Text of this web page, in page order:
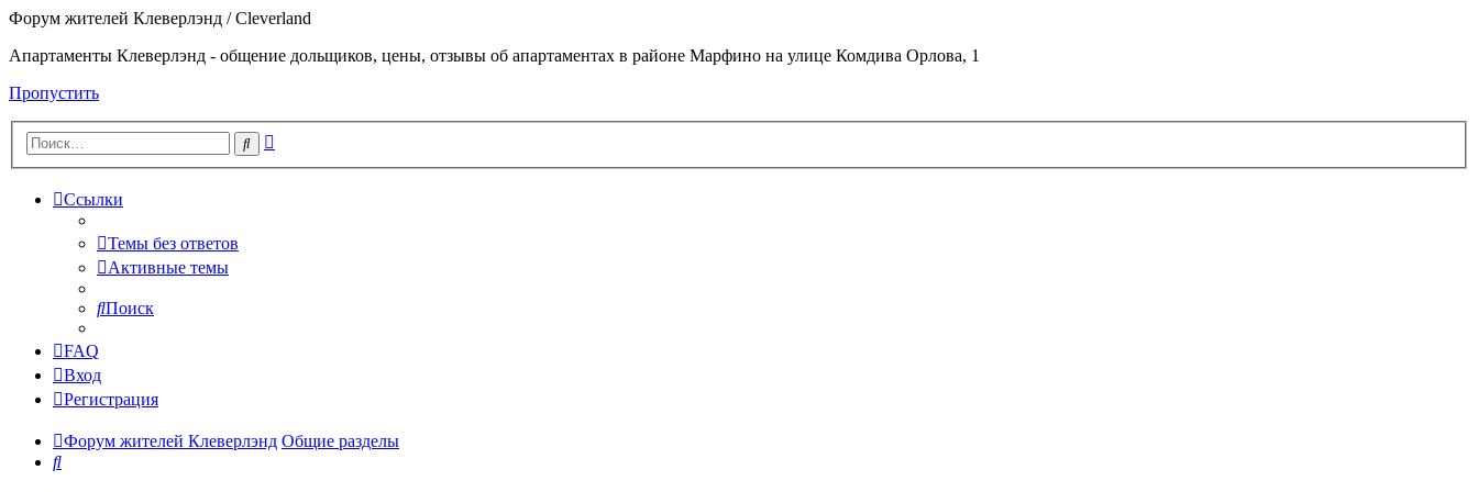
Форум жителей Клеверлэнд / Cleverland
Апартаменты Клеверлэнд - общение дольщиков, цены, отзывы об апартаментах в районе Марфино на улице Комдива Орлова, 1
Пропустить
Поиск
Ссылки
Темы без ответов
Активные темы
Поиск
FAQ
Вход
Регистрация
Форум жителей Клеверлэнд Общие разделы
Поиск